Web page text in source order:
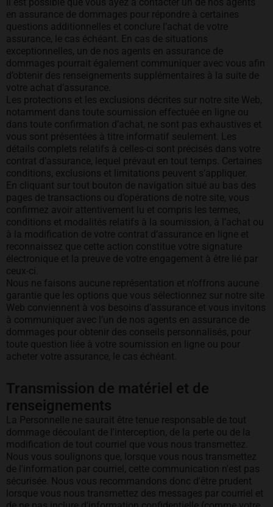
en assurance de dommages pour répondre à certaines
questions additionnelles et conclure l’achat de votre
assurance, le cas échéant. En cas de situations
exceptionnelles, un de nos agents en assurance de
dommages pourrait également communiquer avec vous afin
d’obtenir des renseignements supplémentaires à la suite de
votre achat d’assurance.
Les protections et les exclusions décrites sur notre site Web,
notamment dans toute soumission effectuée en ligne ou
dans toute confirmation d’achat, ne sont pas exhaustives et
vous sont présentées à titre informatif seulement. Les
détails complets relatifs à celles-ci sont précisés dans votre
contrat d’assurance, lequel prévaut en tout temps. Certaines
conditions, exclusions et limitations peuvent s’appliquer.
En cliquant sur tout bouton de navigation situé au bas des
pages de transactions ou d’opérations de notre site, vous
confirmez avoir attentivement lu et compris les termes,
conditions et modalités relatifs à la soumission, à l’achat ou
à la modification de votre contrat d’assurance en ligne et
reconnaissez que cette action constitue votre signature
électronique et la preuve de votre engagement à être lié par
ceux-ci.
Nous ne faisons aucune représentation et n’offrons aucune
garantie que les options que vous sélectionnez sur notre site
Web conviennent à vos besoins d’assurance et vous invitons
à communiquer avec l’un de nos agents en assurance de
dommages pour obtenir des conseils personnalisés, pour
toute question liée à votre soumission en ligne ou pour
acheter votre assurance, le cas échéant.
Transmission de matériel et de
renseignements
La Personnelle ne saurait être tenue responsable de tout
dommage découlant de l'interception, de la perte ou de la
modification de tout courriel que vous nous transmettez.
Nous vous soulignons que, lorsque vous nous transmettez
de l'information par courriel, cette communication n'est pas
sécurisée. Nous vous recommandons donc d'être prudent
lorsque vous nous transmettez des messages par courriel et